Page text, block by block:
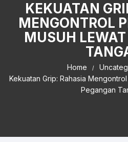
KEKUATAN
MENGONTROL
MUSUH
Home
Kekuatan Grip: Rahasia
Pegangan